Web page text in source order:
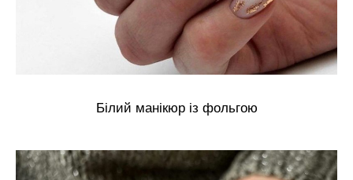
Білий манікюр із фольгою